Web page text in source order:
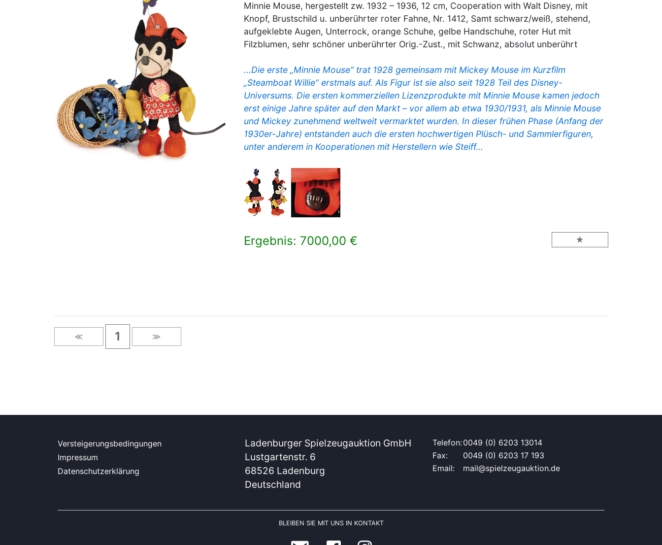
Minnie Mouse, hergestellt zw. 1932 – 1936, 12 cm, Cooperation with Walt Disney, mit
Knopf, Brustschild u. unberührter roter Fahne, Nr. 1412, Samt schwarz/weiß, stehend,
aufgeklebte Augen, Unterrock, orange Schuhe, gelbe Handschuhe, roter Hut mit
Filzblumen, sehr schöner unberührter Orig.-Zust., mit Schwanz, absolut unberührt
...Die erste „Minnie Mouse“ trat 1928 gemeinsam mit Mickey Mouse im Kurzfilm
„Steamboat Willie“ erstmals auf. Als Figur ist sie also seit 1928 Teil des Disney-
Universums. Die ersten kommerziellen Lizenzprodukte mit Minnie Mouse kamen jedoch
erst einige Jahre später auf den Markt – vor allem ab etwa 1930/1931, als Minnie Mouse
und Mickey zunehmend weltweit vermarktet wurden. In dieser frühen Phase (Anfang der
1930er-Jahre) entstanden auch die ersten hochwertigen Plüsch- und Sammlerfiguren,
unter anderem in Kooperationen mit Herstellern wie Steiff...
Ergebnis: 7000,00 €
≪ 1 ≫
Versteigerungsbedingungen
Impressum
Datenschutzerklärung
Ladenburger Spielzeugauktion GmbH
Lustgartenstr. 6
68526 Ladenburg
Deutschland
Telefon:0049 (0) 6203 13014
Fax:
0049 (0) 6203 17 193
Email:
mail@spielzeugauktion.de
BLEIBEN SIE MIT UNS IN KONTAKT